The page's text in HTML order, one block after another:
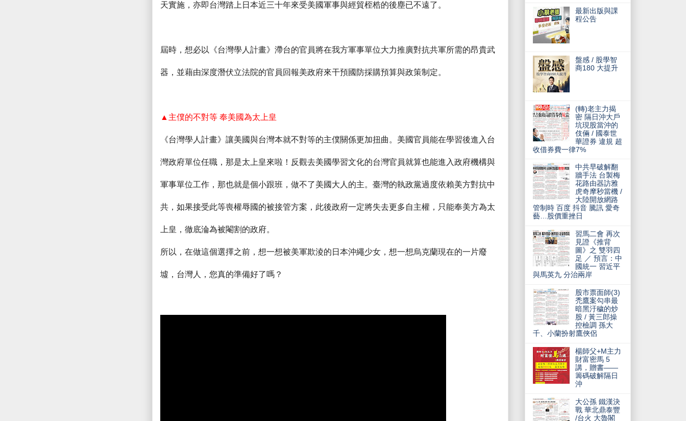
天實施，亦即台灣踏上日本近三十年來受美國軍事與經貿桎梏的後塵已不遠了。
屆時，想必以《台灣學人計畫》滯台的官員將在我方軍事單位大力推廣對抗共軍所需的昂貴武
器，並藉由深度潛伏立法院的官員回報美政府來干預國防採購預算與政策制定。
▲主僕的不對等 奉美國為太上皇
《台灣學人計畫》讓美國與台灣本就不對等的主僕關係更加扭曲。美國官員能在學習後進入台
灣政府單位任職，那是太上皇來啦！反觀去美國學習文化的台灣官員就算也能進入政府機構與
軍事單位工作，那也就是個小跟班，做不了美國大人的主。臺灣的執政黨過度依賴美方對抗中
共，如果接受此等喪權辱國的被接管方案，此後政府一定將失去更多自主權，只能奉美方為太
上皇，徹底淪為被閹割的政府。
所以，在做這個選擇之前，想一想被美軍欺淩的日本沖繩少女，想一想烏克蘭現在的一片廢
墟，台灣人，您真的準備好了嗎？
最新出版與課
程公告
盤感 / 股學智
商180 大提升
(轉)老主力揭
密 隔日沖大戶
坑現股當沖的
伎倆 / 國泰世
華證券 違規 超
收借券費一律7%
中共早破解翻
牆手法 台製梅
花路由器訪雅
虎奇摩秒當機 /
大陸開放網路
管制時 百度 抖音 騰訊 愛奇
藝…股價重挫日
習馬二會 再次
見證《推背
圖》之 雙羽四
足 ／ 預言：中
國統一 習近平
與馬英九 分治兩岸
股市票面師(3)
禿鷹案勾串最
暗黑汙穢的炒
股 / 黃三郎操
控檢調 孫大
千、小蘭扮射鷹俠侶
楊師父+M主力
財富密馬 5
講，贈書——
籌碼破解隔日
沖
大公孫 鐵漢決
戰 華北鼎泰豐
/台火 大魯閣